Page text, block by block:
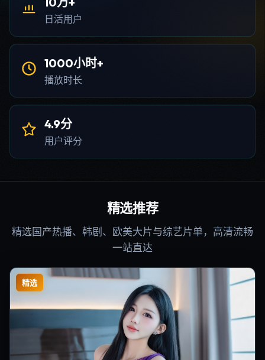
日活用户
1000小时+
播放时长
4.9分
用户评分
精选推荐
精选国产热播、韩剧、欧美大片与综艺片单，高清流畅
一站直达
精选